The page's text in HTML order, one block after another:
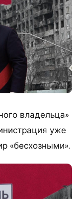
владельца»
уже
«бесхозными».